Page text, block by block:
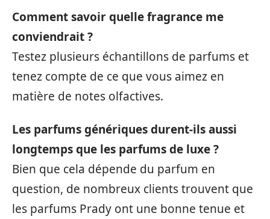
Comment savoir quelle fragrance me
conviendrait ?
Testez plusieurs échantillons de parfums et
tenez compte de ce que vous aimez en
matière de notes olfactives.
Les parfums génériques durent-ils aussi
longtemps que les parfums de luxe ?
Bien que cela dépende du parfum en
question, de nombreux clients trouvent que
les parfums Prady ont une bonne tenue et